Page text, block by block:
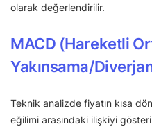
olarak değerlendirilir.
MACD (Hareketli
Yakınsama/
Teknik analizde fiyatın kısa
eğilimi arasındaki ilişkiyi